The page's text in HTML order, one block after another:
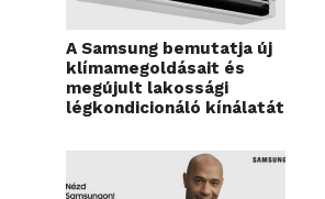
A Samsung bemutatja új
klímamegoldásait és
megújult lakossági
légkondicionáló kínálatát